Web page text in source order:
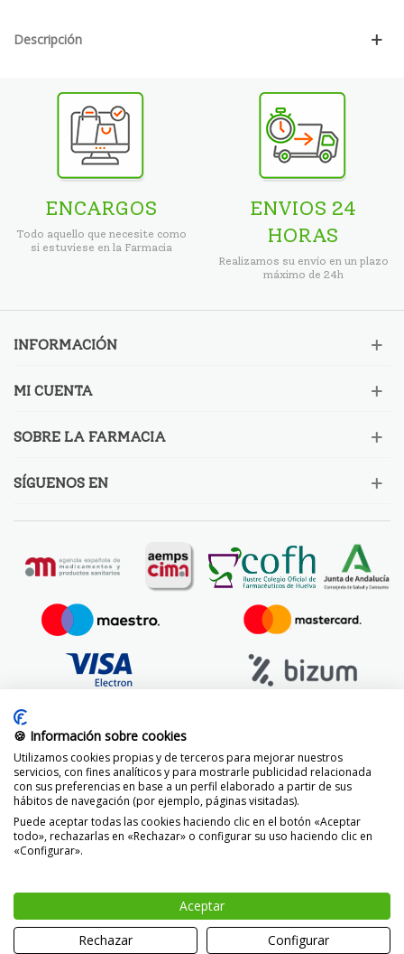
Descripción
ENCARGOS
Todo aquello que necesite como
si estuviese en la Farmacia
ENVIOS 24
HORAS
Realizamos su envío en un plazo
máximo de 24h
INFORMACIÓN
MI CUENTA
SOBRE LA FARMACIA
SÍGUENOS EN
© 2014 -2026 FarmaciaVizcaíno.com
🍪 Información sobre cookies
Utilizamos cookies propias y de terceros para mejorar nuestros
servicios, con fines analíticos y para mostrarle publicidad relacionada
con sus preferencias en base a un perfil elaborado a partir de sus
hábitos de navegación (por ejemplo, páginas visitadas).
Puede aceptar todas las cookies haciendo clic en el botón «Aceptar
todo», rechazarlas en «Rechazar» o configurar su uso haciendo clic en
«Configurar».
Aceptar
Rechazar
Configurar